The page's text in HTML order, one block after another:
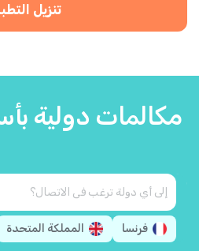
تنزيل
مكالمات دولية
فرنسا المملكة المتحدة